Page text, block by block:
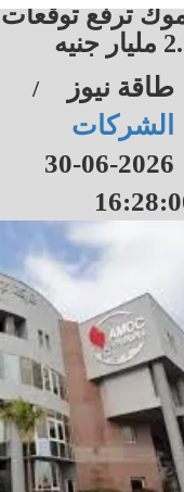
جنيه
طاقة نيوز /
الشركات
2026-06-30